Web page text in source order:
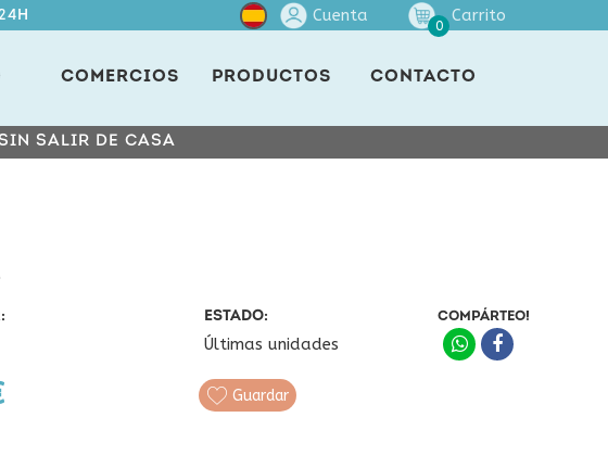
Cuenta
0
Carrito
COMERCIOS PRODUCTOS CONTACTO
SALIR DE CASA
ESTADO:
Últimas unidades
COMPÁRTEO!
Guardar